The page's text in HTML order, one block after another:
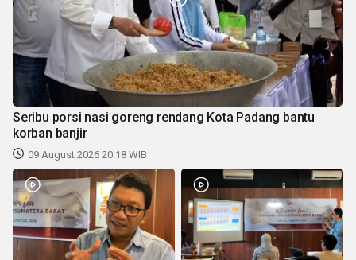
Seribu porsi nasi goreng rendang Kota Padang bantu
korban banjir
09 August 2026 20:18 WIB